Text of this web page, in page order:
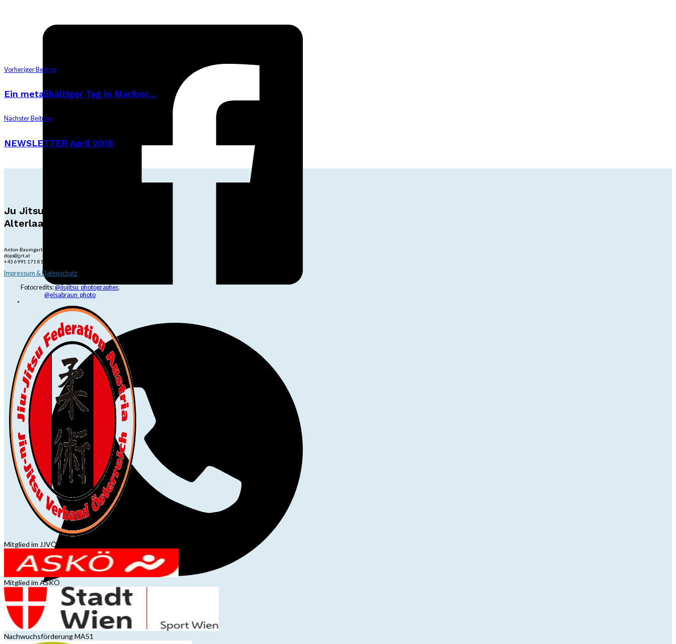
Vorheriger Beitrag
Ein metallhältiger Tag in Maribor…
Nächster Beitrag
NEWSLETTER April 2016
Ju Jitsu Ryu Tsunami
Alterlaa
Anton-Baumgartner-Str. 44/B8/01, 1230 Wien
dojo@jjrt.at
+43 6991 171 81 60
Impressum & Datenschutz
Fotocredits:@jiujitsu_photographer,
@elsabraun_photo
Mitglied im JJVÖ
Mitglied im ASKÖ
Nachwuchsförderung MA51